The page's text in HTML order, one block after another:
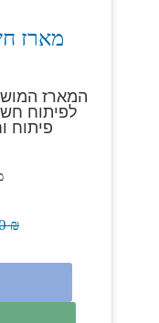
מארז
לפיתוח
פיתוח
₪
79.00